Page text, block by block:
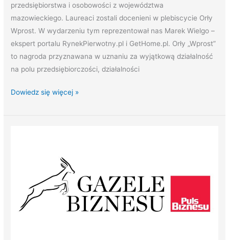
przedsiębiorstwa i osobowości z województwa
mazowieckiego. Laureaci zostali docenieni w plebiscycie Orły
Wprost. W wydarzeniu tym reprezentował nas Marek Wielgo –
ekspert portalu RynekPierwotny.pl i GetHome.pl. Orły „Wprost”
to nagroda przyznawana w uznaniu za wyjątkową działalność
na polu przedsiębiorczości, działalności
Dowiedz się więcej »